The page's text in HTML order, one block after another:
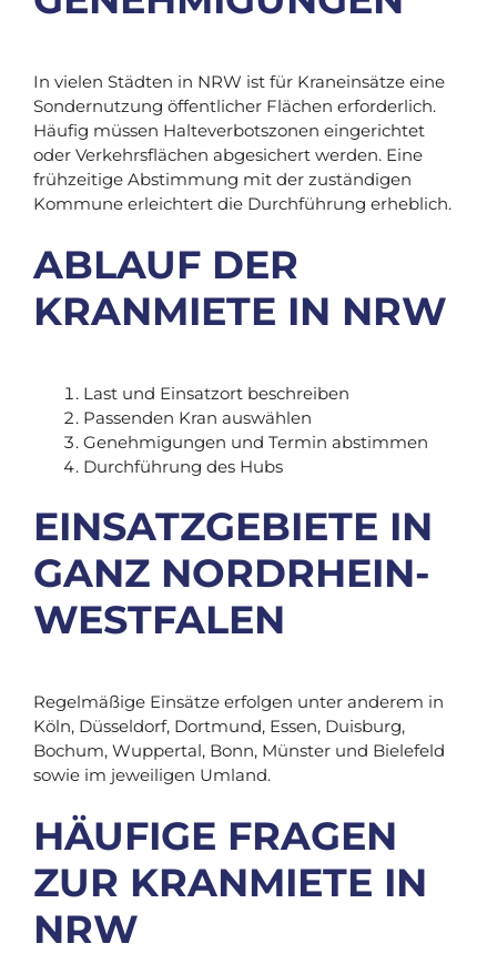
In vielen Städten in NRW ist für Kraneinsätze eine
Sondernutzung öffentlicher Flächen erforderlich.
Häufig müssen Halteverbotszonen eingerichtet
oder Verkehrsflächen abgesichert werden. Eine
frühzeitige Abstimmung mit der zuständigen
Kommune erleichtert die Durchführung erheblich.
ABLAUF DER
KRANMIETE IN NRW
Last und Einsatzort beschreiben
Passenden Kran auswählen
Genehmigungen und Termin abstimmen
Durchführung des Hubs
EINSATZGEBIETE IN
GANZ NORDRHEIN-
WESTFALEN
Regelmäßige Einsätze erfolgen unter anderem in
Köln, Düsseldorf, Dortmund, Essen, Duisburg,
Bochum, Wuppertal, Bonn, Münster und Bielefeld
sowie im jeweiligen Umland.
HÄUFIGE FRAGEN
ZUR KRANMIETE IN
NRW